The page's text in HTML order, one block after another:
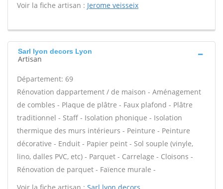
Voir la fiche artisan : Jerome veisseix
Sarl lyon decors Lyon
Artisan
Département: 69
Rénovation dappartement / de maison - Aménagement
de combles - Plaque de plâtre - Faux plafond - Plâtre
traditionnel - Staff - Isolation phonique - Isolation
thermique des murs intérieurs - Peinture - Peinture
décorative - Enduit - Papier peint - Sol souple (vinyle,
lino, dalles PVC, etc) - Parquet - Carrelage - Cloisons -
Rénovation de parquet - Faïence murale -